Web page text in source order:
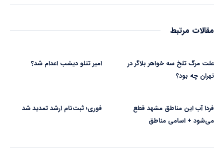
مقالات مرتبط
علت مرگ تلخ سه خواهر بلاگر در
تهران چه بود؟
امیر تتلو دیشب اعدام شد؟
فردا آب این مناطق مشهد قطع
می‌شود + اسامی مناطق
فوری؛ ثبت‌نام ارشد تمدید شد